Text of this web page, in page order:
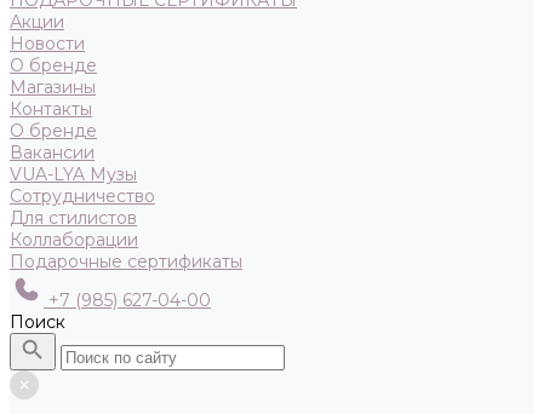
Акции
Новости
О бренде
Магазины
Контакты
О бренде
Вакансии
VUA-LYA Музы
Сотрудничество
Для стилистов
Коллаборации
Подарочные сертификаты
+7 (985) 627-04-00
Поиск